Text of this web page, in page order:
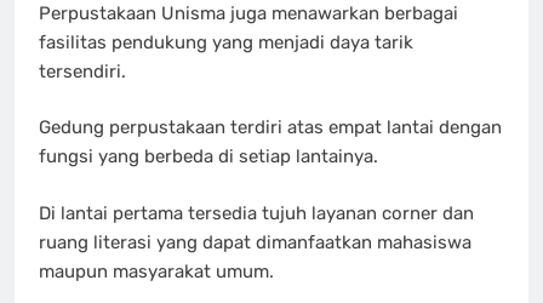
Perpustakaan Unisma juga menawarkan berbagai
fasilitas pendukung yang menjadi daya tarik
tersendiri.
Gedung perpustakaan terdiri atas empat lantai dengan
fungsi yang berbeda di setiap lantainya.
Di lantai pertama tersedia tujuh layanan corner dan
ruang literasi yang dapat dimanfaatkan mahasiswa
maupun masyarakat umum.